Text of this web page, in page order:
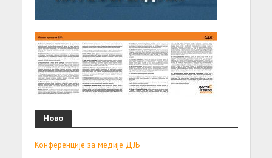
Ново
Конференције за медије ДЈБ